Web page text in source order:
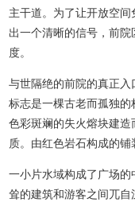
主干道。为了让开放空
出一个清晰的信号，前
度。
与世隔绝的前院的真正
标志是一棵古老而孤独
色彩斑斓的失火熔块建
质。由红色岩石构成的铺
一小片水域构成了广场
耸的建筑和游客之间兀